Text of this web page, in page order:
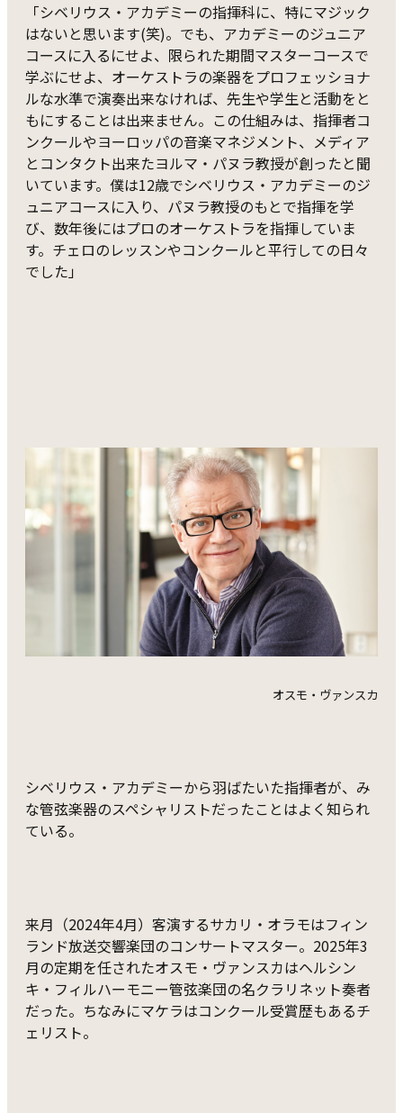
「シベリウス・アカデミーの指揮科に、特にマジック
はないと思います(笑)。でも、アカデミーのジュニア
コースに入るにせよ、限られた期間マスターコースで
学ぶにせよ、オーケストラの楽器をプロフェッショナ
ルな水準で演奏出来なければ、先生や学生と活動をと
もにすることは出来ません。この仕組みは、指揮者コ
ンクールやヨーロッパの音楽マネジメント、メディア
とコンタクト出来たヨルマ・パヌラ教授が創ったと聞
いています。僕は12歳でシベリウス・アカデミーのジ
ュニアコースに入り、パヌラ教授のもとで指揮を学
び、数年後にはプロのオーケストラを指揮していま
す。チェロのレッスンやコンクールと平行しての日々
でした」
オスモ・ヴァンスカ
シベリウス・アカデミーから羽ばたいた指揮者が、み
な管弦楽器のスペシャリストだったことはよく知られ
ている。
来月（2024年4月）客演するサカリ・オラモはフィン
ランド放送交響楽団のコンサートマスター。2025年3
月の定期を任されたオスモ・ヴァンスカはヘルシン
キ・フィルハーモニー管弦楽団の名クラリネット奏者
だった。ちなみにマケラはコンクール受賞歴もあるチ
ェリスト。